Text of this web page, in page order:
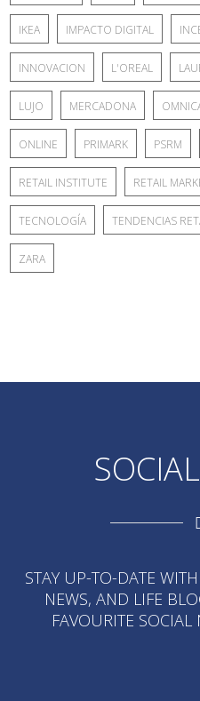
IKEA IMPACTO DIGITAL
INNOVACION L'OREAL
LUJO MERCADONA
ONLINE PRIMARK PSRM
RETAIL INSTITUTE RETAIL
TECNOLOGÍA TENDENCIAS
ZARA
STAY UP-TO-DATE
NEWS, AND LIFE
FAVOURITE SOCIAL